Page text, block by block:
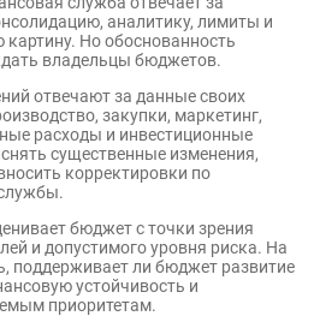
аналитику, лимиты и
Но обоснованность
владельцы бюджетов.
отвечают за данные своих
закупки, маркетинг,
расходы и инвестиционные
существенные изменения,
корректировки по
бюджет с точки зрения
и допустимого уровня риска. На
поддерживает ли бюджет развитие
устойчивость и
приоритетам.